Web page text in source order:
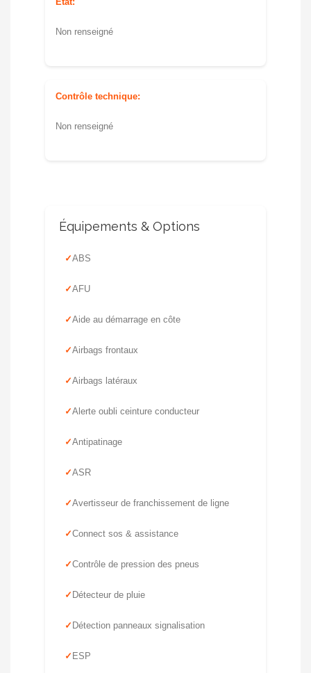
Non renseigné
Contrôle technique:
Non renseigné
Équipements & Options
ABS
AFU
Aide au démarrage en côte
Airbags frontaux
Airbags latéraux
Alerte oubli ceinture conducteur
Antipatinage
ASR
Avertisseur de franchissement de ligne
Connect sos & assistance
Contrôle de pression des pneus
Détecteur de pluie
Détection panneaux signalisation
ESP